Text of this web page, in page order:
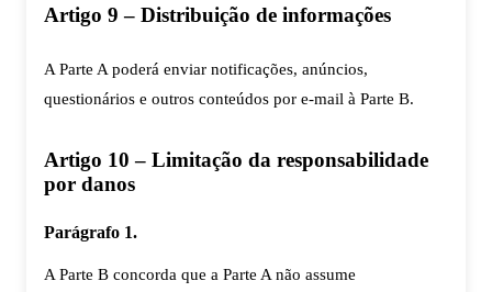
Artigo 9 – Distribuição de informações
A Parte A poderá enviar notificações, anúncios,
questionários e outros conteúdos por e-mail à Parte B.
Artigo 10 – Limitação da responsabilidade
por danos
Parágrafo 1.
A Parte B concorda que a Parte A não assume